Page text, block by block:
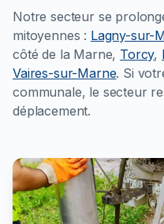
Notre secteur se
mitoyennes : Lagny-sur-
côté de la Marne, Torcy,
Vaires-sur-Marne. Si
communale, le secteur
déplacement.